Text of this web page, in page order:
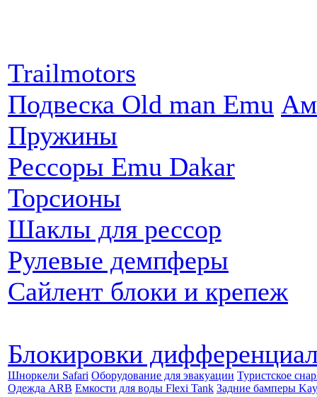
Trailmotors
Подвеска Old man Emu
Пружины
Рессоры Emu Dakar
Торсионы
Шаклы для рессор
Рулевые демпферы
Сайлент блоки и крепеж
Блокировки
Шноркели Safari Оборудование для эвакуации Туристское
Одежда ARB Емкости для воды Flexi Tank Задние бамперы